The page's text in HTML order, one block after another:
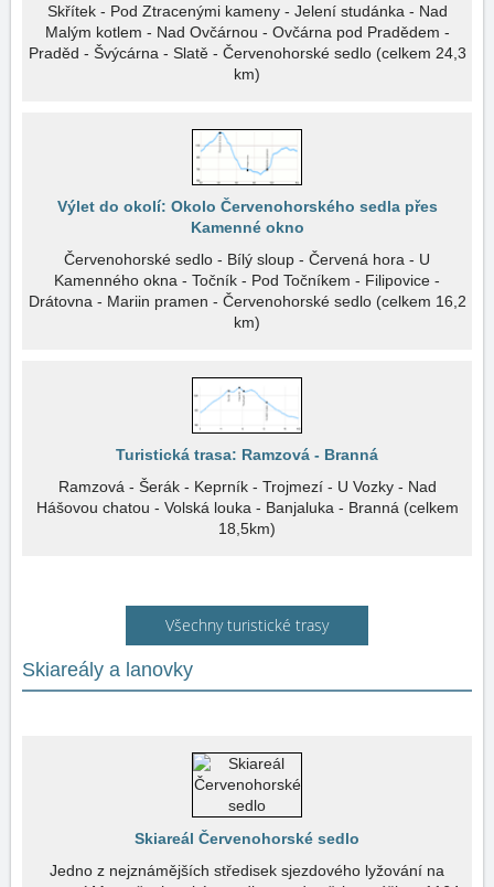
Skřítek - Pod Ztracenými kameny - Jelení studánka - Nad
Malým kotlem - Nad Ovčárnou - Ovčárna pod Pradědem -
Praděd - Švýcárna - Slatě - Červenohorské sedlo (celkem 24,3
km)
Výlet do okolí: Okolo Červenohorského sedla přes
Kamenné okno
Červenohorské sedlo - Bílý sloup - Červená hora - U
Kamenného okna - Točník - Pod Točníkem - Filipovice -
Drátovna - Mariin pramen - Červenohorské sedlo (celkem 16,2
km)
Turistická trasa: Ramzová - Branná
Ramzová - Šerák - Keprník - Trojmezí - U Vozky - Nad
Hášovou chatou - Volská louka - Banjaluka - Branná (celkem
18,5km)
Všechny turistické trasy
Skiareály a lanovky
Skiareál Červenohorské sedlo
Jedno z nejznámějších středisek sjezdového lyžování na